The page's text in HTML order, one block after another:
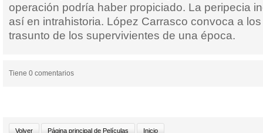
operación podría haber propiciado. La peripecia
así en intrahistoria. López Carrasco convoca a
trasunto de los supervivientes de una época.
Tiene 0 comentarios